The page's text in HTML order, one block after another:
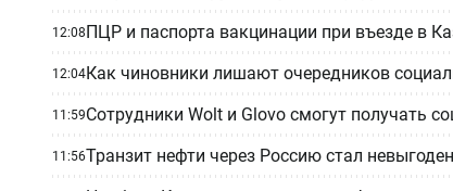
12:08ПЦР и паспорта вакцинации при въезде в
12:04Как чиновники лишают очередников
11:59Сотрудники Wolt и Glovo смогут получать
11:56Транзит нефти через Россию стал